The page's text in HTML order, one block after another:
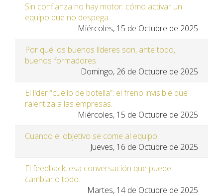
Sin confianza no hay motor: cómo activar un
equipo que no despega.
Miércoles, 15 de Octubre de 2025
Por qué los buenos líderes son, ante todo,
buenos formadores
Domingo, 26 de Octubre de 2025
El líder “cuello de botella”: el freno invisible que
ralentiza a las empresas.
Miércoles, 15 de Octubre de 2025
Cuando el objetivo se come al equipo.
Jueves, 16 de Octubre de 2025
El feedback, esa conversación que puede
cambiarlo todo.
Martes, 14 de Octubre de 2025